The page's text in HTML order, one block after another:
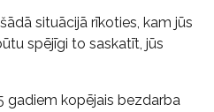
situācijā rīkoties, kam jūs
spējīgi to saskatīt, jūs
gadiem kopējais bezdarba